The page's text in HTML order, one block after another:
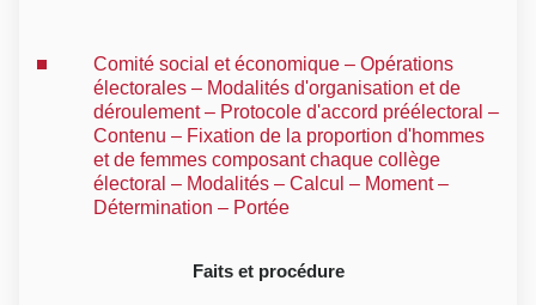
Comité social et économique – Opérations
électorales – Modalités d'organisation et de
déroulement – Protocole d'accord préélectoral –
Contenu – Fixation de la proportion d'hommes
et de femmes composant chaque collège
électoral – Modalités – Calcul – Moment –
Détermination – Portée
Faits et procédure